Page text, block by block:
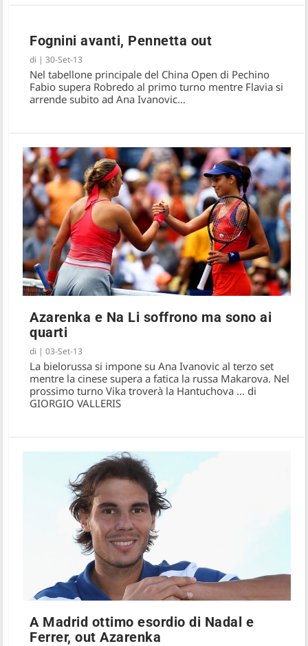
Fognini avanti, Pennetta out
di |30-Set-13
Nel tabellone principale del China Open di Pechino
Fabio supera Robredo al primo turno mentre Flavia si
arrende subito ad Ana Ivanovic…
Azarenka e Na Li soffrono ma sono ai
quarti
di |03-Set-13
La bielorussa si impone su Ana Ivanovic al terzo set
mentre la cinese supera a fatica la russa Makarova. Nel
prossimo turno Vika troverà la Hantuchova … di
GIORGIO VALLERIS
A Madrid ottimo esordio di Nadal e
Ferrer, out Azarenka